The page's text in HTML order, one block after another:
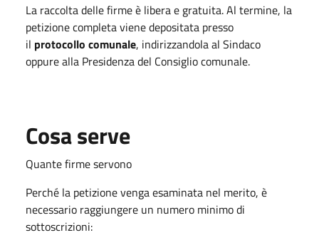
La raccolta delle firme è libera e gratuita. Al termine, la
petizione completa viene depositata presso
il protocollo comunale, indirizzandola al Sindaco
oppure alla Presidenza del Consiglio comunale.
Cosa serve
Quante firme servono
Perché la petizione venga esaminata nel merito, è
necessario raggiungere un numero minimo di
sottoscrizioni: